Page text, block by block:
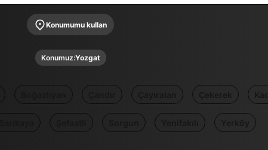
Konumumu kullan
Konumuz:Yozgat